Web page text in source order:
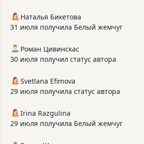
Наталья Бикетова
31 июля получила Белый жемчуг
Роман Цивинскас
30 июля получил статус автора
Svetlana Efimova
29 июля получила статус автора
Irina Razgulina
29 июля получила Белый жемчуг